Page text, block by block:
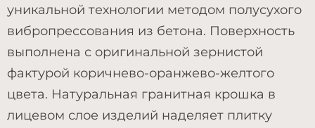
уникальной технологии методом полусухого
вибропрессования из бетона. Поверхность
выполнена с оригинальной зернистой
фактурой коричнево-оранжево-желтого
цвета. Натуральная гранитная крошка в
лицевом слое изделий наделяет плитку